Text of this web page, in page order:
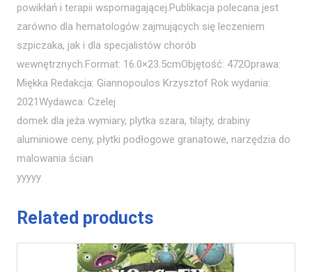
powikłań i terapii wspomagającej.Publikacja polecana jest
zarówno dla hematologów zajmujących się leczeniem
szpiczaka, jak i dla specjalistów chorób
wewnętrznych.Format: 16.0×23.5cmObjętość: 472Oprawa:
Miękka Redakcja: Giannopoulos Krzysztof Rok wydania:
2021Wydawca: Czelej
domek dla jeża wymiary, plytka szara, tilajty, drabiny
aluminiowe ceny, płytki podłogowe granatowe, narzędzia do
malowania ścian
yyyyy
Related products